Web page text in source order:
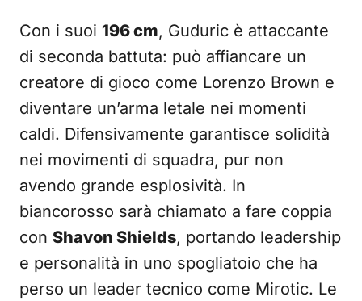
Con i suoi 196 cm, Guduric è attaccante
di seconda battuta: può affiancare un
creatore di gioco come Lorenzo Brown e
diventare un’arma letale nei momenti
caldi. Difensivamente garantisce solidità
nei movimenti di squadra, pur non
avendo grande esplosività. In
biancorosso sarà chiamato a fare coppia
con Shavon Shields, portando leadership
e personalità in uno spogliatoio che ha
perso un leader tecnico come Mirotic. Le